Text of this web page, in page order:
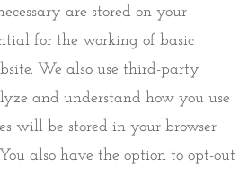
are stored on your
for the working of basic
We also use third-party
and understand how you use
will be stored in your browser
also have the option to opt-out